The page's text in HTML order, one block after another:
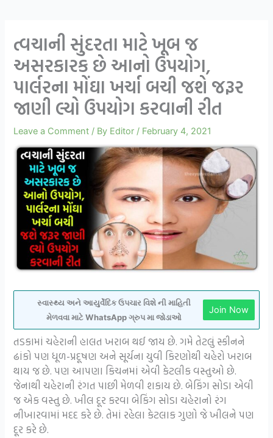
ત્વચાની સુંદરતા માટે ખૂબ જ
અસરકારક છે આનો ઉપયોગ,
પાર્લરના મોંઘા ખર્ચા બચી જશે જરૂર
જાણી લ્યો ઉપયોગ કરવાની રીત
Leave a Comment / By Editor / February 4, 2021
સ્વાસ્થ્ય અને આયુર્વેદિક ઉપચાર વિશે ની માહિતી
મેળવવા માટે WhatsApp ગ્રુપ મા જોડાઓ
Join Now
તડકામાં ચહેરાની હાલત ખરાબ થઈ જાય છે. ગમે તેટલું સ્કીનને
ઢાંકો પણ ધૂળ-પ્રદૂષણ અને સૂર્યના યુવી કિરણોથી ચહેરો ખરાબ
થાય જ છે. પણ આપણા કિચનમાં એવી કેટલીક વસ્તુઓ છે.
જેનાથી ચહેરાની રંગત પાછી મેળવી શકાય છે. બેકિંગ સોડા એવી
જ એક વસ્તુ છે. ખીલ દૂર કરવા બેકિંગ સોડા ચહેરાનો રંગ
નીખારવામાં મદદ કરે છે. તેમાં રહેલા કેટલાક ગુણો જે ખીલને પણ
દૂર કરે છે.